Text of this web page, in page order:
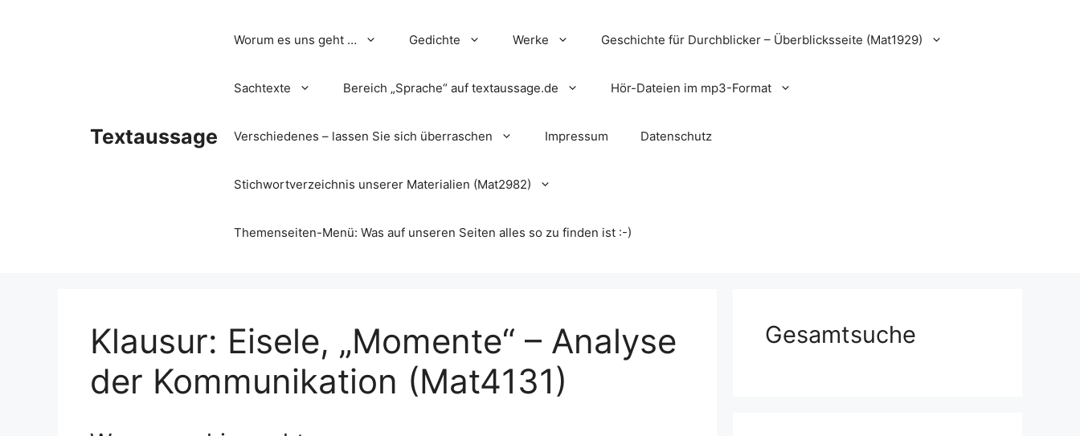
Textaussage
Worum es uns geht … Gedichte Werke Geschichte für Durchblicker – Überblicksseite (Mat1929)
Sachtexte Bereich „Sprache“ auf textaussage.de Hör-Dateien im mp3-Format
Verschiedenes – lassen Sie sich überraschen Impressum Datenschutz
Stichwortverzeichnis unserer Materialien (Mat2982)
Themenseiten-Menü: Was auf unseren Seiten alles so zu finden ist :-)
Klausur: Eisele, „Momente“ – Analyse
der Kommunikation (Mat4131)
Gesamtsuche